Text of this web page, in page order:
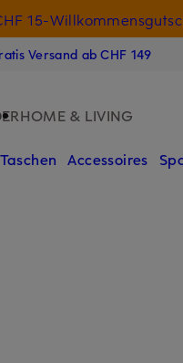
15-
Versand ab CHF 149
HOME & LIVING
Taschen Accessoires